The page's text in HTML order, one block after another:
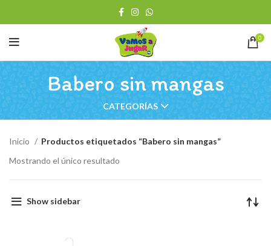
0
Babero sin mangas
CATEGORÍAS
Inicio
Productos etiquetados “Babero sin mangas”
Mostrando el único resultado
Show sidebar